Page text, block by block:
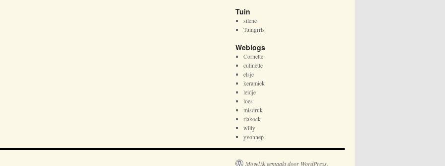
Tuin
silene
Tuingrrls
Weblogs
Cornette
culinette
elsje
keramiek
leidje
loes
misdruk
riakock
willy
yvonnep
Mogelijk gemaakt door WordPress.